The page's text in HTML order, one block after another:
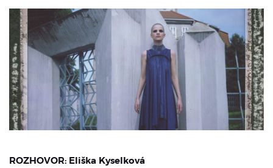
ROZHOVOR: Eliška Kyselková